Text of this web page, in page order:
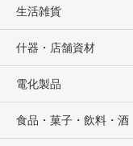
生活雑貨
什器・店舗資材
電化製品
食品・菓子・飲料・酒